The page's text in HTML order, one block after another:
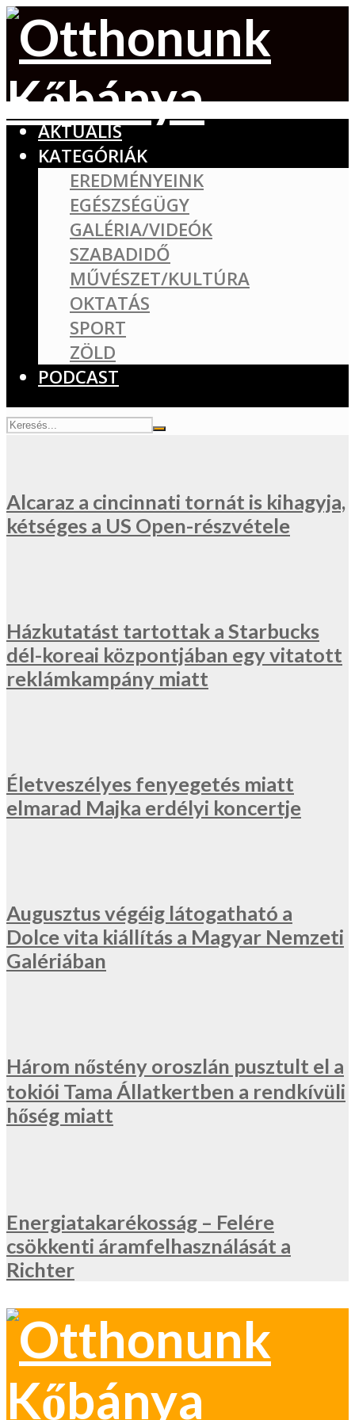
AKTUÁLIS
KATEGÓRIÁK
EREDMÉNYEINK
EGÉSZSÉGÜGY
GALÉRIA/VIDEÓK
SZABADIDŐ
MŰVÉSZET/KULTÚRA
OKTATÁS
SPORT
ZÖLD
PODCAST
Alcaraz a cincinnati tornát is kihagyja,
kétséges a US Open-részvétele
Házkutatást tartottak a Starbucks
dél-koreai központjában egy vitatott
reklámkampány miatt
Életveszélyes fenyegetés miatt
elmarad Majka erdélyi koncertje
Augusztus végéig látogatható a
Dolce vita kiállítás a Magyar Nemzeti
Galériában
Három nőstény oroszlán pusztult el a
tokiói Tama Állatkertben a rendkívüli
hőség miatt
Energiatakarékosság – Felére
csökkenti áramfelhasználását a
Richter